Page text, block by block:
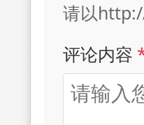
请以
评论内容